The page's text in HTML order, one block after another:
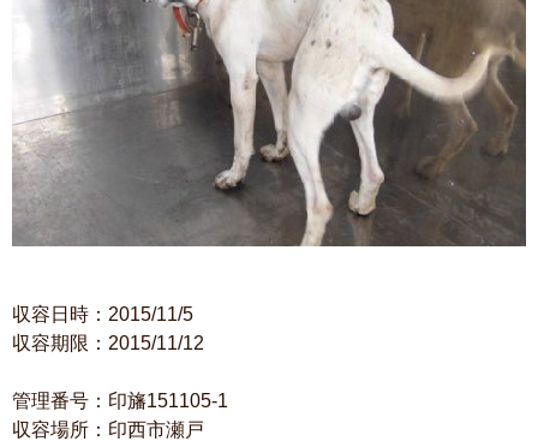
収容日時：2015/11/5
収容期限：2015/11/12
管理番号：印旛151105-1
収容場所：印西市瀬戸